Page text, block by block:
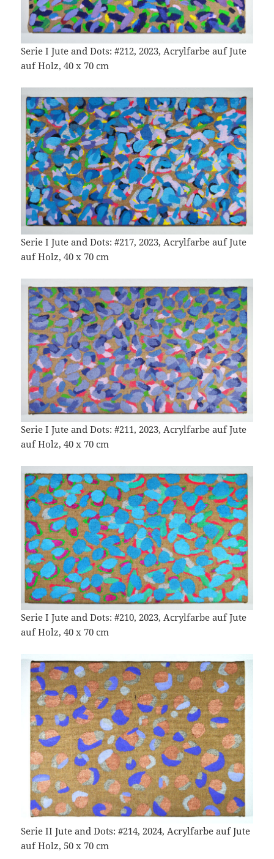
Serie I Jute and Dots: #212, 2023, Acrylfarbe auf Jute
auf Holz, 40 x 70 cm
Serie I Jute and Dots: #217, 2023, Acrylfarbe auf Jute
auf Holz, 40 x 70 cm
Serie I Jute and Dots: #211, 2023, Acrylfarbe auf Jute
auf Holz, 40 x 70 cm
Serie I Jute and Dots: #210, 2023, Acrylfarbe auf Jute
auf Holz, 40 x 70 cm
Serie II Jute and Dots: #214, 2024, Acrylfarbe auf Jute
auf Holz, 50 x 70 cm